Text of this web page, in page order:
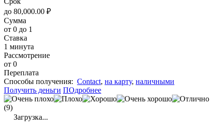
до 80,000.00 ₽
Сумма
от 0 до 1
Ставка
1 минута
Рассмотрение
от 0
Переплата
Cпособы получения: Contact, на карту, наличными
Получить деньги ПОдробнее
(9)
Загрузка...